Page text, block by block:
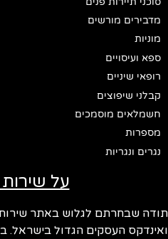
מדבירים מורשים
מוניות
ספא ועיסויים
רופאי שיניים
קבלני שיפוצים
חשמלאים מוסמכים
מספרות
נגרים ונגריות
על שירות
שבחרתם לגלוש באתר שירות
העסקים הגדול בישראל.